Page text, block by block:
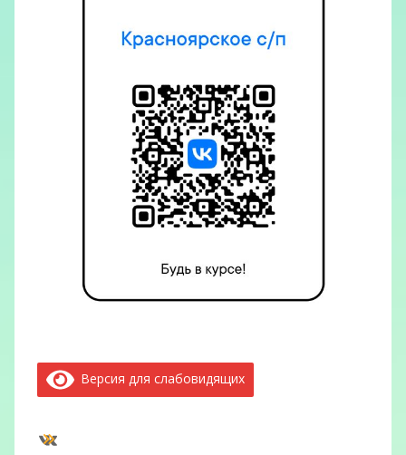
Версия для слабовидящих
ВКонтакте